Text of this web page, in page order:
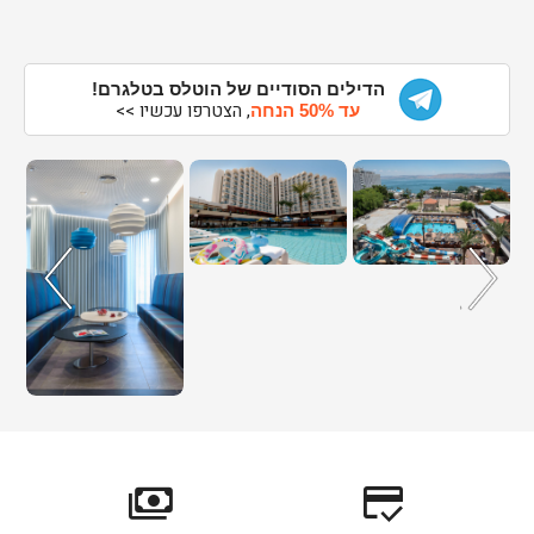
הדילים הסודיים של הוטלס בטלגרם!
עד 50% הנחה
, הצטרפו עכשיו >>
credit_score
payments